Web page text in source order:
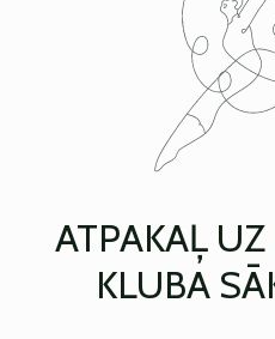
ATPAKAĻ
KLUBA